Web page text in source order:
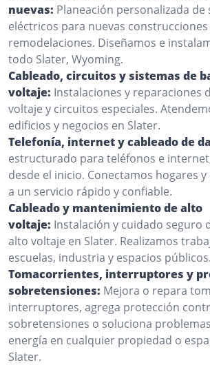
nuevas: Planeación personalizada de
eléctricos para nuevas construcciones
remodelaciones. Diseñamos e
todo Slater, Wyoming.
Cableado, circuitos y sistemas de
voltaje: Instalaciones y reparaciones
voltaje y circuitos especiales.
edificios y negocios en Slater.
Telefonía, internet y cableado de
estructurado para teléfonos e
desde el inicio. Conectamos hogares
a un servicio rápido y confiable.
Cableado y mantenimiento de alto
voltaje: Instalación y cuidado seguro
alto voltaje en Slater. Realizamos
escuelas, industria y espacios públicos.
Tomacorrientes, interruptores y
sobretensiones: Mejora o repara
interruptores, agrega protección
sobretensiones o soluciona
energía en cualquier propiedad o
Slater.